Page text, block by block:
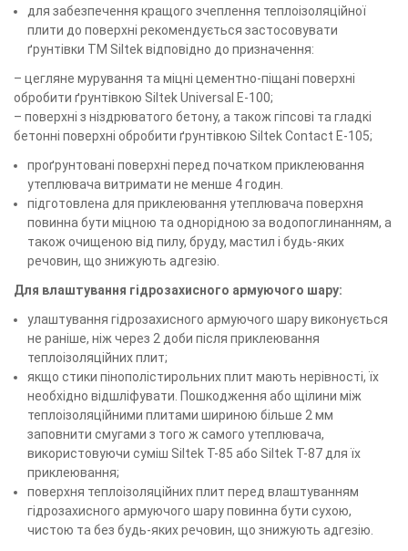
для забезпечення кращого зчеплення теплоізоляційної
плити до поверхні рекомендується застосовувати
ґрунтівки ТМ Siltek відповідно до призначення:
– цегляне мурування та міцні цементно-піщані поверхні
обробити ґрунтівкою Siltek Universal E-100;
– поверхні з ніздрюватого бетону, а також гіпсові та гладкі
бетонні поверхні обробити ґрунтівкою Siltek Сontact Е-105;
проґрунтовані поверхні перед початком приклеювання
утеплювача витримати не менше 4 годин.
підготовлена для приклеювання утеплювача поверхня
повинна бути міцною та однорідною за водопоглинанням, а
також очищеною від пилу, бруду, мастил і будь-яких
речовин, що знижують адгезію.
Для влаштування гідрозахисного армуючого шару:
улаштування гідрозахисного армуючого шару виконується
не раніше, ніж через 2 доби після приклеювання
теплоізоляційних плит;
якщо стики пінополістирольних плит мають нерівності, їх
необхідно відшліфувати. Пошкодження або щілини між
теплоізоляційними плитами шириною більше 2 мм
заповнити смугами з того ж самого утеплювача,
використовуючи суміш Siltek T-85 або Siltek T-87 для їх
приклеювання;
поверхня теплоізоляційних плит перед влаштуванням
гідрозахисного армуючого шару повинна бути сухою,
чистою та без будь-яких речовин, що знижують адгезію.